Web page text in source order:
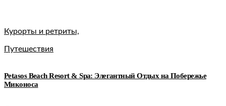
Курорты и ретриты,
Путешествия
Petasos Beach Resort & Spa: Элегантный Отдых на Побережье
Миконоса